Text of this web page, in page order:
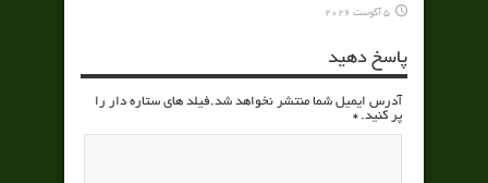
5 آگوست 2026
پاسخ دهید
آدرس ایمیل شما منتشر نخواهد شد.فیلد های ستاره دار را
پر کنید.*